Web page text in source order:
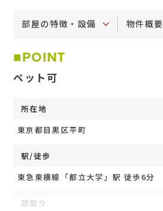
部屋の特徴・設備 物件概要
POINT
ペット可
所在地
東京都目黒区平町
駅/徒歩
東急東横線「都立大学」駅 徒歩6分
間取り